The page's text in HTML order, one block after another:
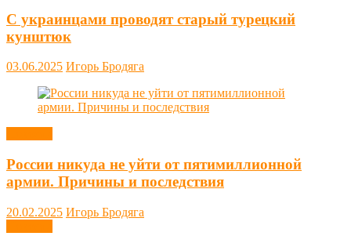
С украинцами проводят старый турецкий
кунштюк
03.06.2025 Игорь Бродяга
России никуда не уйти от пятимиллионной
армии. Причины и последствия
20.02.2025 Игорь Бродяга